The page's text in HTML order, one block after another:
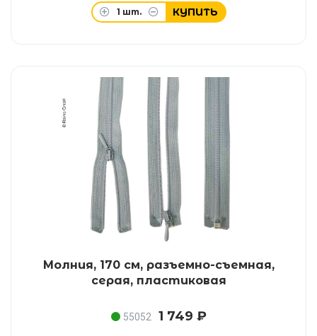
1 шт. КУПИТЬ
Молния, 170 см, разъемно-съемная,
серая, пластиковая
55052 1 749 ₽